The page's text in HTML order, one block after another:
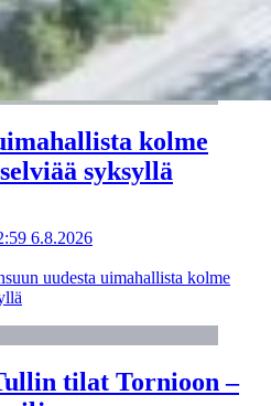
kolme
syksyllä
6.8.2026
uudesta uimahallista kolme
tilat Tornioon –